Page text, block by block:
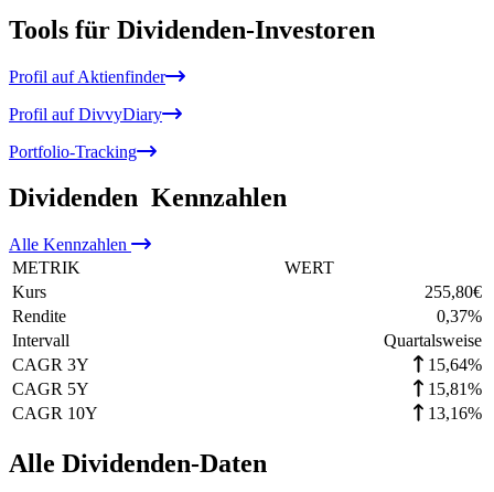
Tools für Dividenden-Investoren
Profil auf Aktienfinder
Profil auf DivvyDiary
Portfolio-Tracking
Dividenden Kennzahlen
Alle Kennzahlen
METRIK
WERT
Kurs
255,80€
Rendite
0,37%
Intervall
Quartalsweise
CAGR 3Y
15,64%
CAGR 5Y
15,81%
CAGR 10Y
13,16%
Alle Dividenden-Daten